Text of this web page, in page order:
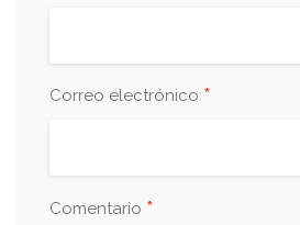
Correo electrónico *
Comentario *